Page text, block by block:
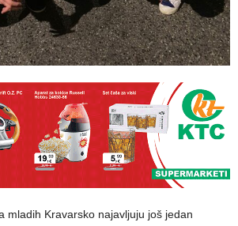
mladih Kravarsko najavljuju još jedan